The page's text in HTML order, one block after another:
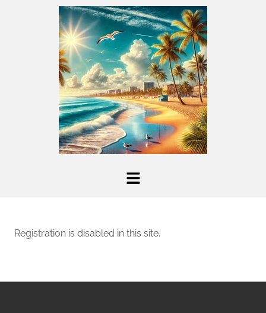
Registration is disabled in this site.